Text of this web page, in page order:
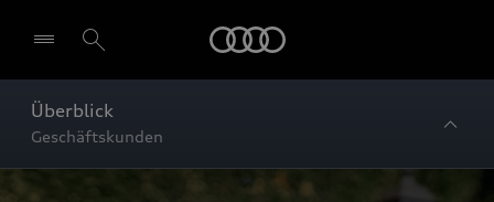
Überblick
Geschäftskunden